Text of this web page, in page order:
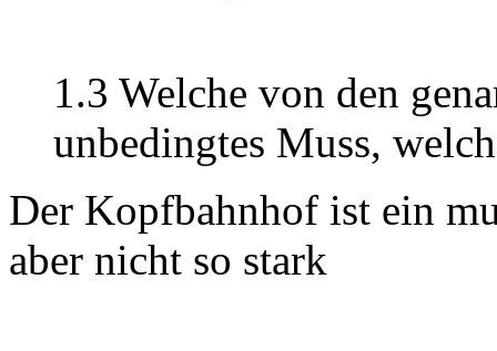
1.3 Welche von den
unbedingtes Muss,
Der Kopfbahnhof ist ein
aber nicht so stark